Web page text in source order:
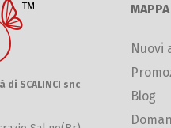
SCALINCI snc
Nuovi
Blog